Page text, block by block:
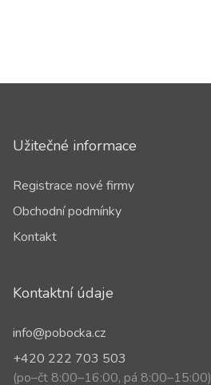
Užitečné informace
Registrace nové firmy
Obchodní podmínky
Kontakt
Kontaktní údaje
info@pobocka.cz
+420 222 703 503
(po–čt 8:00–16:00, pá 8:00–15:00)